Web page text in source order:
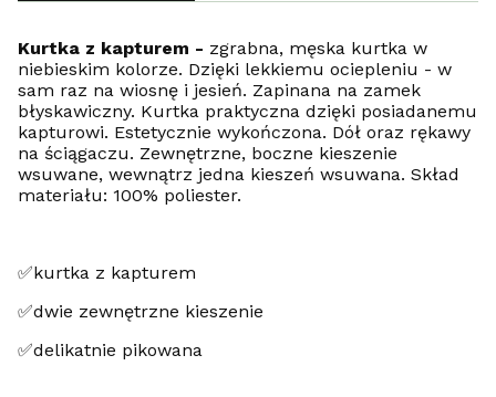
Kurtka z kapturem - zgrabna, męska kurtka w
niebieskim kolorze. Dzięki lekkiemu ociepleniu - w
sam raz na wiosnę i jesień. Zapinana na zamek
błyskawiczny. Kurtka praktyczna dzięki posiadanemu
kapturowi. Estetycznie wykończona. Dół oraz rękawy
na ściągaczu. Zewnętrzne, boczne kieszenie
wsuwane, wewnątrz jedna kieszeń wsuwana. Skład
materiału: 100% poliester.
✅kurtka z kapturem
✅dwie zewnętrzne kieszenie
✅delikatnie pikowana